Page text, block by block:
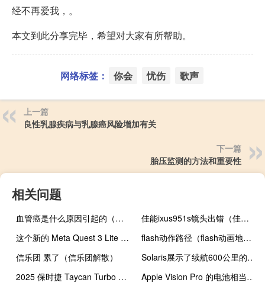
经不再爱我，。
本文到此分享完毕，希望对大家有所帮助。
网络标签： 你会 忧伤 歌声
上一篇
良性乳腺疾病与乳腺癌风险增加有关
下一篇
胎压监测的方法和重要性
相关问题
血管癌是什么原因引起的（血管癌）
佳能ixus951s镜头出错（佳能ixus951s）
这个新的 Meta Quest 3 Lite 泄露看起来很疯狂
flash动作路径（flash动画地址）
信乐团 累了（信乐团解散）
Solaris展示了续航600公里的电动巴士
2025 保时捷 Taycan Turbo GT 带来四位数马力
Apple Vision Pro 的电池相当于 10,000mAh 移动电源